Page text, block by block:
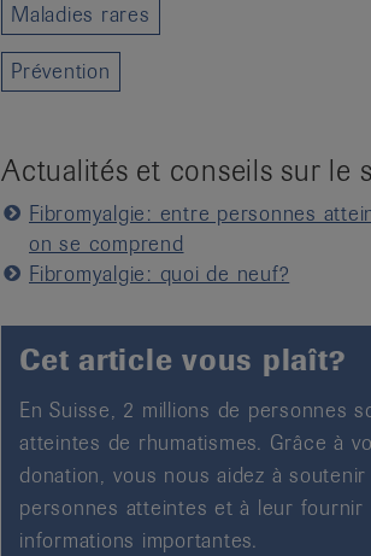
Maladies rares
Prévention
Actualités et conseils sur le
Fibromyalgie: entre personnes
on se comprend
Fibromyalgie: quoi de neuf?
Cet article vous plaît?
En Suisse, 2 millions de personnes
atteintes de rhumatismes. Grâce à
donation, vous nous aidez à soutenir
personnes atteintes et à leur fournir
informations importantes.